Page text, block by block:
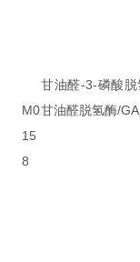
M0
15
8
甘油醛-3-磷酸
甘油醛脱氢酶/